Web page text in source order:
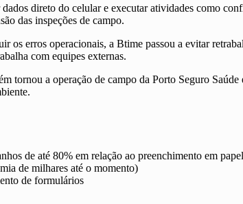
direto do celular e executar atividades como
das inspeções de campo.
os erros operacionais, a Btime passou a evitar
com equipes externas.
tornou a operação de campo da Porto Seguro
de até 80% em relação ao preenchimento em papel
de milhares até o momento)
de formulários